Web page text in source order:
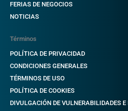
FERIAS DE NEGOCIOS
NOTICIAS
Términos
POLÍTICA DE PRIVACIDAD
CONDICIONES GENERALES
TÉRMINOS DE USO
POLÍTICA DE COOKIES
DIVULGACIÓN DE VULNERABILIDADES E